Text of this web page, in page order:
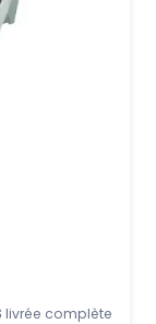
livrée complète